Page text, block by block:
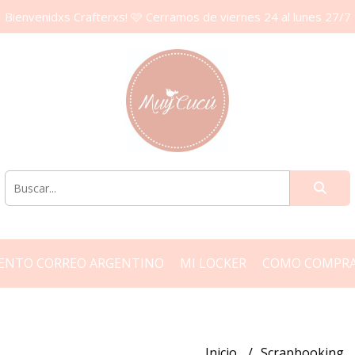
Bienvenidxs Crafterxs! 🩷 Cerramos de viernes 24 al lunes 27/7
CORREO ARGENTINO MI LOCKER COMO